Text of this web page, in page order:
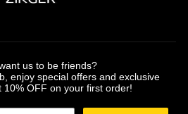
us to be friends?
enjoy special offers and exclusive
10% OFF on your first order!